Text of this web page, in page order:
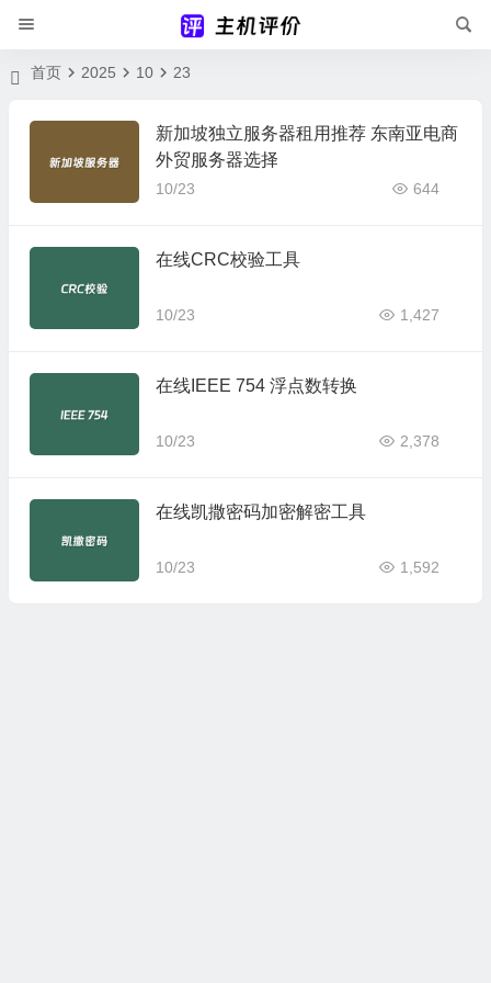
首页 2025 10 23
新加坡独立服务器租用推荐 东南亚电商
外贸服务器选择
10/23 644
在线CRC校验工具
10/23 1,427
在线IEEE 754 浮点数转换
10/23 2,378
在线凯撒密码加密解密工具
10/23 1,592